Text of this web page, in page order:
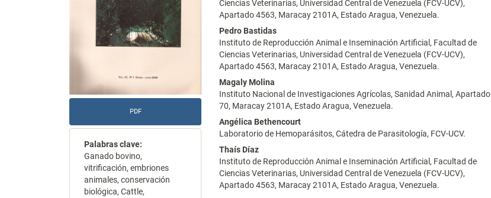
PDF
Palabras clave:
Ganado bovino,
vitrificación, embriones
animales, conservación
biológica, Cattle,
Ciencias Veterinarias, Universidad Central de Venezuela (FCV-UCV),
Apartado 4563, Maracay 2101A, Estado Aragua, Venezuela.
Pedro Bastidas
Instituto de Reproducción Animal e Inseminación Artificial, Facultad de
Ciencias Veterinarias, Universidad Central de Venezuela (FCV-UCV),
Apartado 4563, Maracay 2101A, Estado Aragua, Venezuela.
Magaly Molina
Instituto Nacional de Investigaciones Agrícolas, Sanidad Animal, Apartado
70, Maracay 2101A, Estado Aragua, Venezuela.
Angélica Bethencourt
Laboratorio de Hemoparásitos, Cátedra de Parasitología, FCV-UCV.
Thaís Díaz
Instituto de Reproducción Animal e Inseminación Artificial, Facultad de
Ciencias Veterinarias, Universidad Central de Venezuela (FCV-UCV),
Apartado 4563, Maracay 2101A, Estado Aragua, Venezuela.